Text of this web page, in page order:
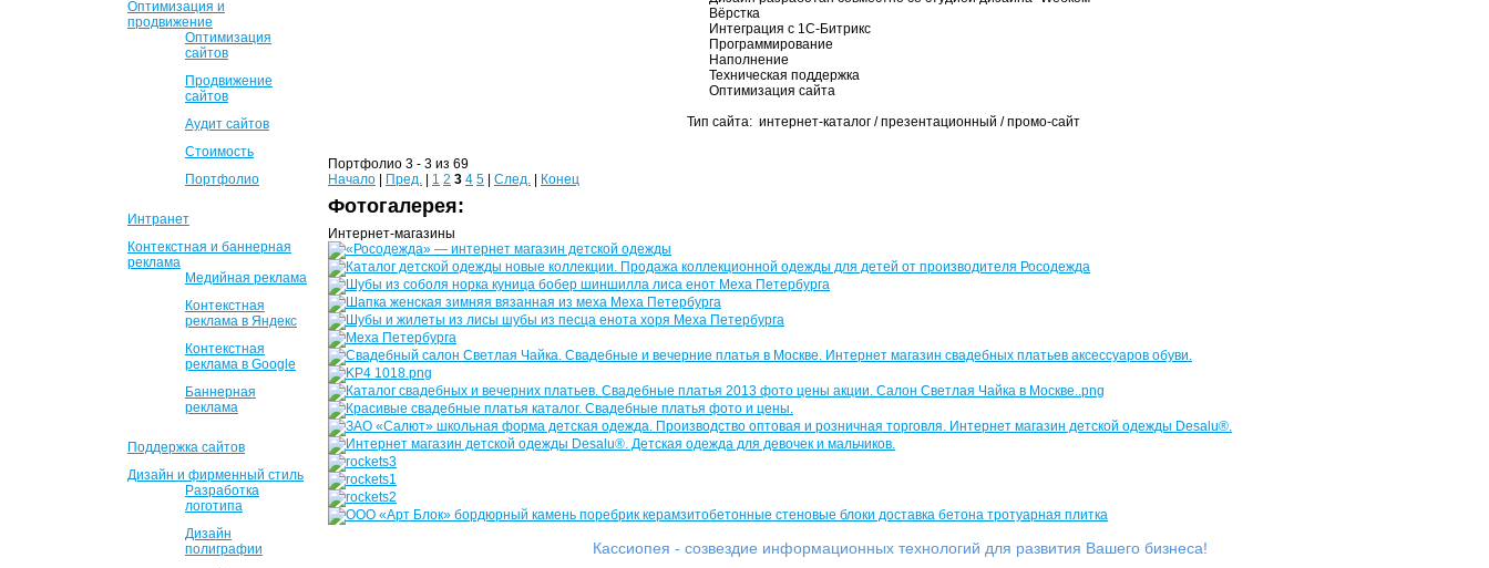
Оптимизация и
продвижение
Оптимизация
сайтов
Продвижение
сайтов
Аудит сайтов
Стоимость
Портфолио
Интранет
Контекстная и баннерная
реклама
Медийная реклама
Контекстная
реклама в Яндекс
Контекстная
реклама в Google
Баннерная
реклама
Поддержка сайтов
Дизайн и фирменный стиль
Разработка
логотипа
Дизайн
полиграфии
Вёрстка
Интеграция с 1С-Битрикс
Программирование
Наполнение
Техническая поддержка
Оптимизация сайта
Тип сайта: интернет-каталог / презентационный / промо-сайт
Портфолио 3 - 3 из 69
Начало
Пред. 1 2 3 4 5 След. Конец
Фотогалерея:
Интернет-магазины
Кассиопея - созвездие информационных технологий для развития Вашего бизнеса!